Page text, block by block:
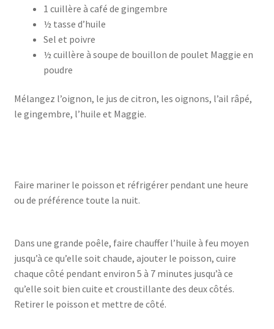
1 cuillère à café de gingembre
½ tasse d’huile
Sel et poivre
½ cuillère à soupe de bouillon de poulet Maggie en
poudre
Mélangez l’oignon, le jus de citron, les oignons, l’ail râpé,
le gingembre, l’huile et Maggie.
Faire mariner le poisson et réfrigérer pendant une heure
ou de préférence toute la nuit.
Dans une grande poêle, faire chauffer l’huile à feu moyen
jusqu’à ce qu’elle soit chaude, ajouter le poisson, cuire
chaque côté pendant environ 5 à 7 minutes jusqu’à ce
qu’elle soit bien cuite et croustillante des deux côtés.
Retirer le poisson et mettre de côté.